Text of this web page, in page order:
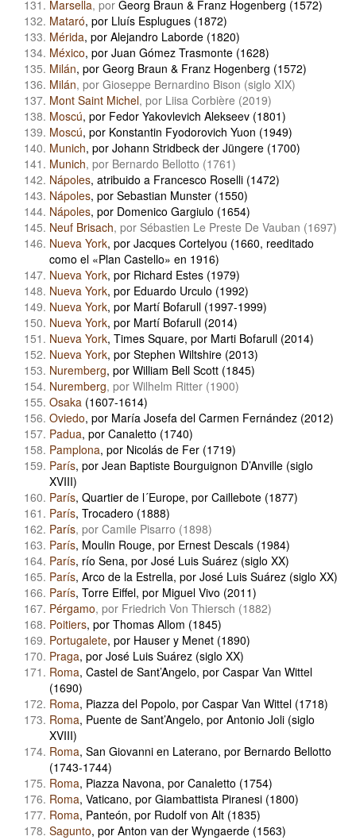
Marsella, por Georg Braun & Franz Hogenberg (1572)
Mataró, por Lluís Esplugues (1872)
Mérida, por Alejandro Laborde (1820)
México, por Juan Gómez Trasmonte (1628)
Milán, por Georg Braun & Franz Hogenberg (1572)
Milán, por Gioseppe Bernardino Bison (siglo XIX)
Mont Saint Michel, por Liisa Corbière (2019)
Moscú, por Fedor Yakovlevich Alekseev (1801)
Moscú, por Konstantin Fyodorovich Yuon (1949)
Munich, por Johann Stridbeck der Jüngere (1700)
Munich, por Bernardo Bellotto (1761)
Nápoles, atribuido a Francesco Roselli (1472)
Nápoles, por Sebastian Munster (1550)
Nápoles, por Domenico Gargiulo (1654)
Neuf Brisach, por Sébastien Le Preste De Vauban (1697)
Nueva York, por Jacques Cortelyou (1660, reeditado
como el «Plan Castello» en 1916)
Nueva York, por Richard Estes (1979)
Nueva York, por Eduardo Urculo (1992)
Nueva York, por Martí Bofarull (1997-1999)
Nueva York, por Martí Bofarull (2014)
Nueva York, Times Square, por Marti Bofarull (2014)
Nueva York, por Stephen Wiltshire (2013)
Nuremberg, por William Bell Scott (1845)
Nuremberg, por Wilhelm Ritter (1900)
Osaka (1607-1614)
Oviedo, por María Josefa del Carmen Fernández (2012)
Padua, por Canaletto (1740)
Pamplona, por Nicolás de Fer (1719)
París, por Jean Baptiste Bourguignon D’Anville (siglo
XVIII)
París, Quartier de l´Europe, por Caillebote (1877)
París, Trocadero (1888)
París, por Camile Pisarro (1898)
París, Moulin Rouge, por Ernest Descals (1984)
París, río Sena, por José Luis Suárez (siglo XX)
París, Arco de la Estrella, por José Luis Suárez (siglo XX)
París, Torre Eiffel, por Miguel Vivo (2011)
Pérgamo, por Friedrich Von Thiersch (1882)
Poitiers, por Thomas Allom (1845)
Portugalete, por Hauser y Menet (1890)
Praga, por José Luis Suárez (siglo XX)
Roma, Castel de Sant’Angelo, por Caspar Van Wittel
(1690)
Roma, Piazza del Popolo, por Caspar Van Wittel (1718)
Roma, Puente de Sant’Angelo, por Antonio Joli (siglo
XVIII)
Roma, San Giovanni en Laterano, por Bernardo Bellotto
(1743-1744)
Roma, Piazza Navona, por Canaletto (1754)
Roma, Vaticano, por Giambattista Piranesi (1800)
Roma, Panteón, por Rudolf von Alt (1835)
Sagunto, por Anton van der Wyngaerde (1563)